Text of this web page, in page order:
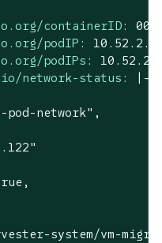
containerID:
podIP:
10.52 .2
podIPs:
10.52 .2
network-status:
|-
pod-network",
system/vm-